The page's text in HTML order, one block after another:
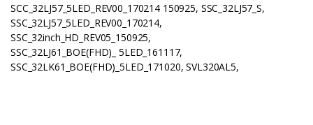
SCC_32LJ57_5LED_REV00_170214 150925, SSC_32LJ57_S,
SSC_32LJ57_5LED_REV00_170214,
SSC_32inch_HD_REV05_150925,
SSC_32LJ61_BOE(FHD)_ 5LED_161117,
SSC_32LK61_BOE(FHD)_5LED_171020, SVL320AL5,